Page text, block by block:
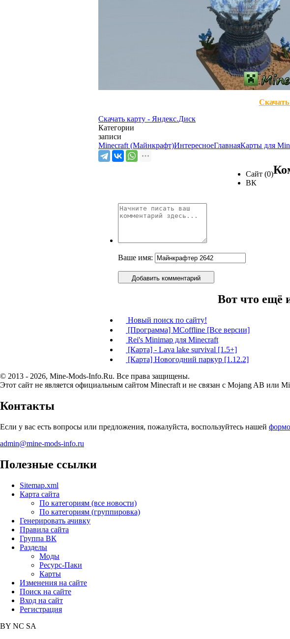
Скачать карту - Яндекс.Диск
Категории
записи
Minecraft (Майнкрафт)ИнтересноеГлавнаяКарты для
Сайт (0)
ВК
Ваше имя:
Добавить комментарий
Вот что ещё
Новый поиск по сайту!
[Программа] MCoffline [Все версии]
Rei's Minimap для Minecraft
[Карта] - Lava lake survival [1.5+]
[Карта] Новогодний паркур [1.12.2]
© 2013 - 2026, Mine-Mods-Info.Ru. Все права защищены.
Этот сайт не является официальным сайтом Minecraft и не связан с Mojang AB или
Контакты
Если у вас есть вопросы или предложения, пожалуйста, воспользуйтесь нашей
admin@mine-mods-info.ru
Полезные ссылки
Sitemap.xml
Карта сайта
По категориям (все новости)
По категориям (группировка)
Генерировать ачивку
Правила сайта
Группа ВК
Разделы
Моды
Ресурс-Паки
Карты
Изменения на сайте
Поиск на сайте
Вход на сайт
Регистрация
BY NC SA